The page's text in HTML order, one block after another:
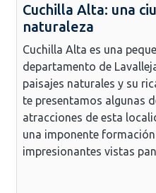
Cuchilla Alta: una
naturaleza
Cuchilla Alta es una
departamento de
paisajes naturales y su
te presentamos algunas
atracciones de esta
una imponente
impresionantes vistas